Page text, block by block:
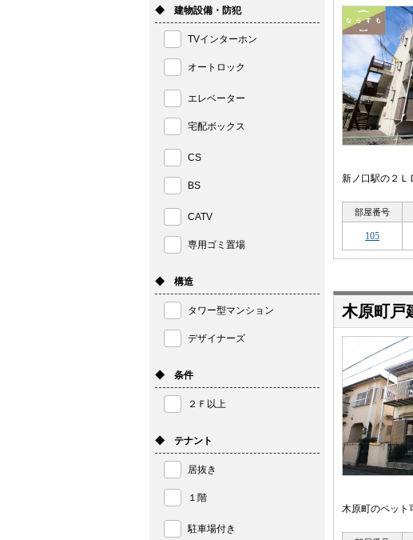
新ノ口駅の２Ｌ
部屋番号
105
木原町戸
木原町のペット
◆ 建物設備・防犯
TVインターホン
オートロック
エレベーター
宅配ボックス
CS
BS
CATV
専用ゴミ置場
◆ 構造
タワー型マンション
デザイナーズ
◆ 条件
２Ｆ以上
◆ テナント
居抜き
１階
駐車場付き